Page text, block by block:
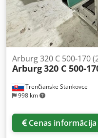
Trenčianske Stankovce
998 km
Arburg 320 C 500-170
Arburg320 C 500-
Cenas informācija